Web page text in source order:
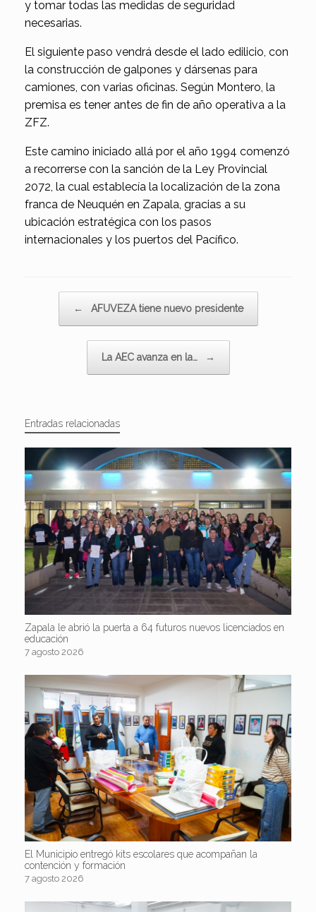
y tomar todas las medidas de seguridad
necesarias.
El siguiente paso vendrá desde el lado edilicio, con
la construcción de galpones y dársenas para
camiones, con varias oficinas. Según Montero, la
premisa es tener antes de fin de año operativa a la
ZFZ.
Este camino iniciado allá por el año 1994 comenzó
a recorrerse con la sanción de la Ley Provincial
2072, la cual establecía la localización de la zona
franca de Neuquén en Zapala, gracias a su
ubicación estratégica con los pasos
internacionales y los puertos del Pacífico.
← AFUVEZA tiene nuevo presidente
La AEC avanza en la… →
Entradas relacionadas
Zapala le abrió la puerta a 64 futuros nuevos licenciados en
educación
7 agosto 2026
El Municipio entregó kits escolares que acompañan la
contención y formación
7 agosto 2026